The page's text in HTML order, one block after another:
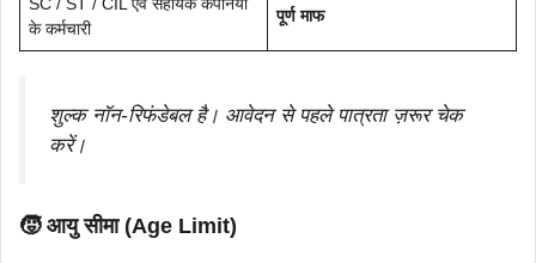
के कर्मचारी
पूर्ण माफ
शुल्क नॉन-रिफंडेबल है। आवेदन से पहले पात्रता ज़रूर चेक
करें।
🧒 आयु सीमा (Age Limit)